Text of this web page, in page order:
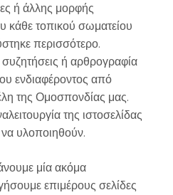
ή άλλης μορφής
κάθε τοπικού σωματείου
περισσότερο.
ή αρθρογραφία
ενδιαφέροντος από
της Ομοσπονδίας μας.
της ιστοσελίδας
υλοποιηθούν.
μία ακόμα
επιμέρους σελίδες